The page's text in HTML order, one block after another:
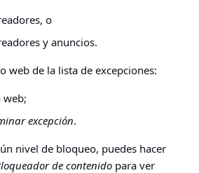
o
y anuncios.
web de la lista de excepciones:
web;
excepción.
nivel de bloqueo, puedes hacer
de contenido para ver